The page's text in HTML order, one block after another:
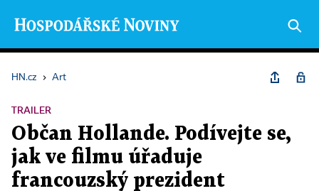
HN.cz › Art
TRAILER
Občan Hollande. Podívejte se,
jak ve filmu úřaduje
francouzský prezident